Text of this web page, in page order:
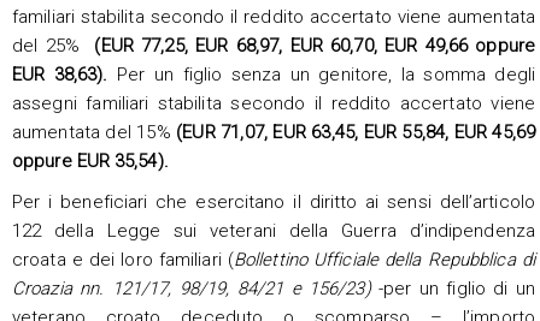
familiari stabilita secondo il reddito accertato viene aumentata
del 25% (EUR 77,25, EUR 68,97, EUR 60,70, EUR 49,66 oppure
EUR 38,63). Per un figlio senza un genitore, la somma degli
assegni familiari stabilita secondo il reddito accertato viene
aumentata del 15% (EUR 71,07, EUR 63,45, EUR 55,84, EUR 45,69
oppure EUR 35,54).
Per i beneficiari che esercitano il diritto ai sensi dell’articolo
122 della Legge sui veterani della Guerra d’indipendenza
croata e dei loro familiari (Bollettino Ufficiale della Repubblica di
Croazia nn. 121/17, 98/19, 84/21 e 156/23)-per un figlio di un